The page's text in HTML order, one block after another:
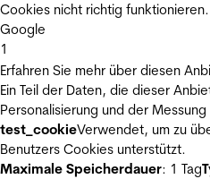
Cookies nicht richtig funktionieren.
Google
1
Erfahren Sie mehr über diesen
Ein Teil der Daten, die dieser
Personalisierung und der
test_cookieVerwendet, um zu
Benutzers Cookies unterstützt.
Maximale Speicherdauer: 1 Tag